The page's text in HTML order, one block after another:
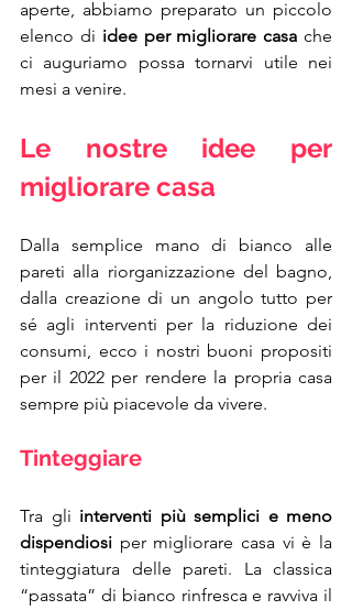
aperte, abbiamo preparato un piccolo
elenco di idee per migliorare casa che
ci auguriamo possa tornarvi utile nei
mesi a venire.
Le nostre idee per
migliorare casa
Dalla semplice mano di bianco alle
pareti alla riorganizzazione del bagno,
dalla creazione di un angolo tutto per
sé agli interventi per la riduzione dei
consumi, ecco i nostri buoni propositi
per il 2022 per rendere la propria casa
sempre più piacevole da vivere.
Tinteggiare
Tra gli interventi più semplici e meno
dispendiosi per migliorare casa vi è la
tinteggiatura delle pareti. La classica
“passata” di bianco rinfresca e ravviva il